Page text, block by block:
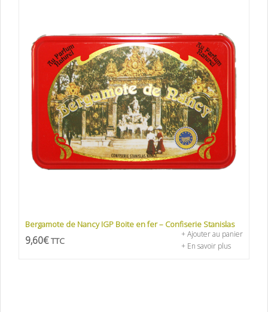
Bergamote de Nancy IGP Boite en fer – Confiserie Stanislas
9,60€ TTC
+ Ajouter au panier
+ En savoir plus